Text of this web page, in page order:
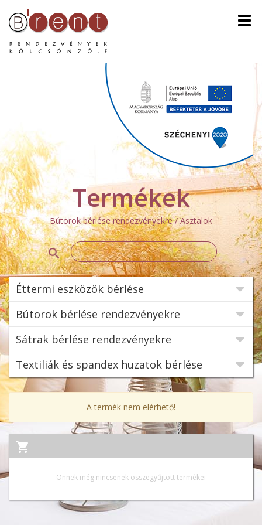
Termékek
Bútorok bérlése rendezvényekre / Asztalok
Éttermi eszközök bérlése
Bútorok bérlése rendezvényekre
Sátrak bérlése rendezvényekre
Textiliák és spandex huzatok bérlése
A termék nem elérhető!
Önnek még nincsenek összegyűjtött termékei